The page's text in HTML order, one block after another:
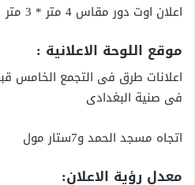
اعلان اوت دور مقاس 4 متر * 3 متر
موقع اللوحة الاعلانية :
اعلانات طرق فى التجمع الخامس
فى صنية البغدادى
اتجاه مسجد الحمد و7ستار مول
معدل رؤية الاعلان: